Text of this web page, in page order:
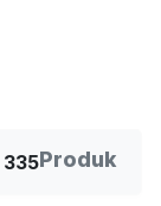
335Produk